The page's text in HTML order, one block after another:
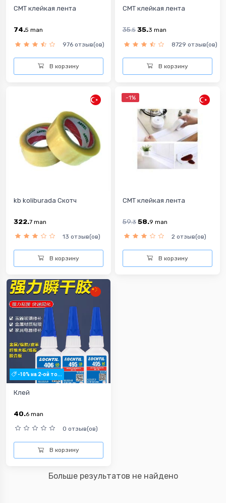
CMT клейкая лента
74.5 man
976 отзыв(ов)
В корзину
CMT клейкая лента
35.5 35.3 man
8729 отзыв(ов)
В корзину
kb koliburada Скотч
322.7 man
13 отзыв(ов)
В корзину
-1%
CMT клейкая лента
59.3 58.9 man
2 отзыв(ов)
В корзину
-10% на 2-ой то...
Клей
40.6 man
0 отзыв(ов)
В корзину
Больше результатов не найдено